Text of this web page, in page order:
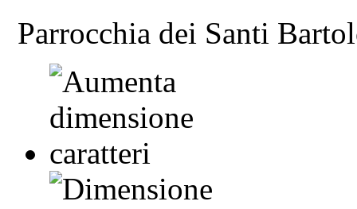
Parrocchia dei Santi